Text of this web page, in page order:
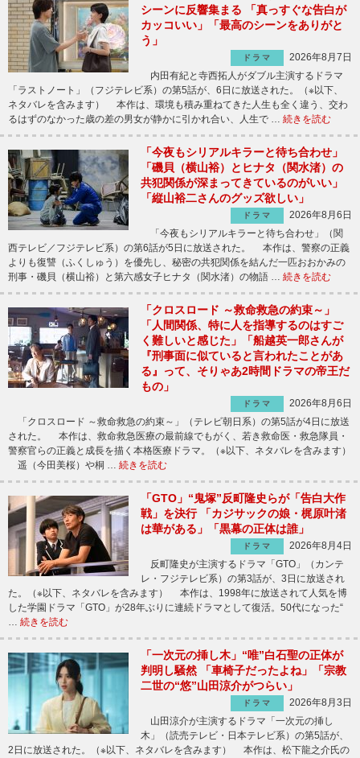
シーンに反響集まる 「真っすぐな告白が
カッコいい」「最高のシーンをありがと
う」
ドラマ
2026年8月7日
内田有紀と寺西拓人がダブル主演するドラマ
「ラストノート」（フジテレビ系）の第5話が、6日に放送された。（※以下、
ネタバレを含みます） 本作は、環境も積み重ねてきた人生も全く違う、交わ
るはずのなかった歳の差の男女が静かに引かれ合い、人生で … 続きを読む
「今夜もシリアルキラーと待ち合わせ」
「磯貝（横山裕）とヒナタ（関水渚）の
共犯関係が深まってきているのがいい」
「縦山裕二さんのグッズ欲しい」
ドラマ
2026年8月6日
「今夜もシリアルキラーと待ち合わせ」（関
西テレビ／フジテレビ系）の第6話が5日に放送された。 本作は、警察の正義
よりも復讐（ふくしゅう）を優先し、秘密の共犯関係を結んだ一匹おおかみの
刑事・磯貝（横山裕）と第六感女子ヒナタ（関水渚）の物語 … 続きを読む
「クロスロード ～救命救急の約束～」
「人間関係、特に人を指導するのはすご
く難しいと感じた」「船越英一郎さんが
『刑事面に似ていると言われたことがあ
る』って、そりゃあ2時間ドラマの帝王だ
もの」
ドラマ
2026年8月6日
「クロスロード ～救命救急の約束～」（テレビ朝日系）の第5話が4日に放送
された。 本作は、救命救急医療の最前線でもがく、若き救命医・救急隊員・
警察官らの正義と成長を描く本格医療ドラマ。（※以下、ネタバレを含みます）
遥（今田美桜）や桐 … 続きを読む
「GTO」“鬼塚”反町隆史らが「告白大作
戦」を決行 「カジサックの娘・梶原叶渚
は華がある」「黒幕の正体は誰」
ドラマ
2026年8月4日
反町隆史が主演するドラマ「GTO」（カンテ
レ・フジテレビ系）の第3話が、3日に放送され
た。（※以下、ネタバレを含みます） 本作は、1998年に放送されて人気を博
した学園ドラマ「GTO」が28年ぶりに連続ドラマとして復活。50代になった“
… 続きを読む
「一次元の挿し木」“唯”白石聖の正体が
判明し騒然 「車椅子だったよね」「宗教
二世の“悠”山田涼介がつらい」
ドラマ
2026年8月3日
山田涼介が主演するドラマ「一次元の挿し
木」（読売テレビ・日本テレビ系）の第5話が、
2日に放送された。（※以下、ネタバレを含みます） 本作は、松下龍之介氏の